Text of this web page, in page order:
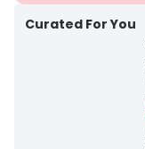
Curated For You